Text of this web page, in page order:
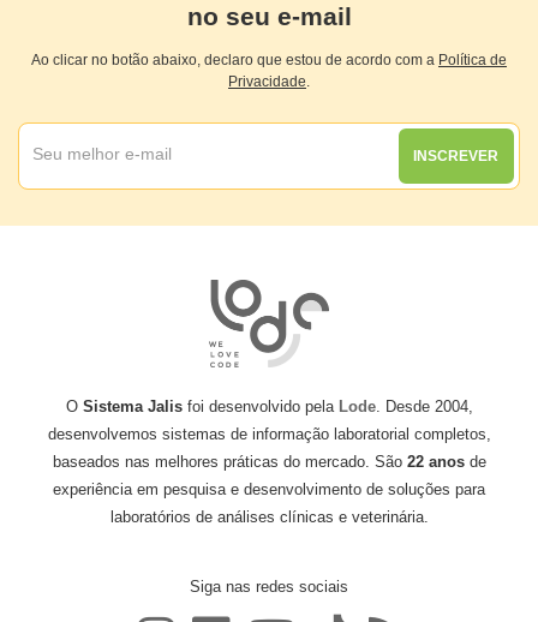
no seu e-mail
Ao clicar no botão abaixo, declaro que estou de acordo com a Política de
Privacidade.
INSCREVER
O Sistema Jalisfoi desenvolvido pela Lode. Desde 2004,
desenvolvemos sistemas de informação laboratorial completos,
baseados nas melhores práticas do mercado. São 22 anosde
experiência em pesquisa e desenvolvimento de soluções para
laboratórios de análises clínicas e veterinária.
Siga nas redes sociais